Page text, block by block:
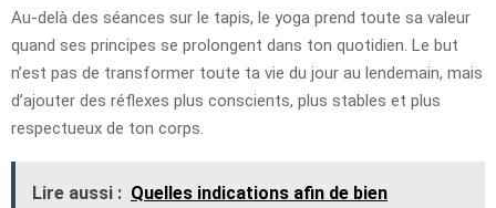
Au-delà des séances sur le tapis, le yoga prend toute sa valeur
quand ses principes se prolongent dans ton quotidien. Le but
n’est pas de transformer toute ta vie du jour au lendemain, mais
d’ajouter des réflexes plus conscients, plus stables et plus
respectueux de ton corps.
Lire aussi : Quelles indications afin de bien